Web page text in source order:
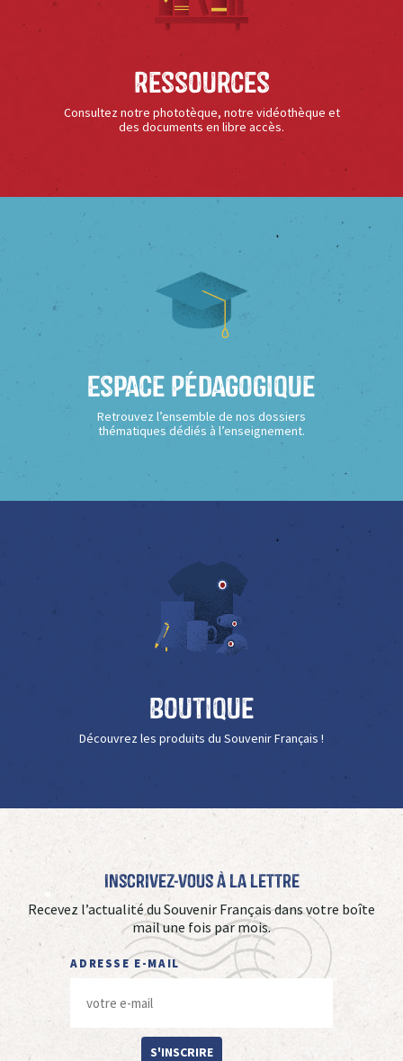
Ressources
Consultez notre phototèque, notre vidéothèque et
des documents en libre accès.
Espace Pédagogique
Retrouvez l’ensemble de nos dossiers
thématiques dédiés à l’enseignement.
Boutique
Découvrez les produits du Souvenir Français !
Inscrivez-vous à La Lettre
Recevez l’actualité du Souvenir Français dans votre boîte
mail une fois par mois.
ADRESSE E-MAIL
S'INSCRIRE